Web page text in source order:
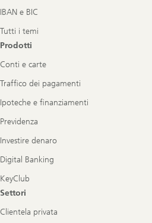
IBAN e BIC
Tutti i temi
Prodotti
Conti e carte
Traffico dei pagamenti
Ipoteche e finanziamenti
Previdenza
Investire denaro
Digital Banking
KeyClub
Settori
Clientela privata